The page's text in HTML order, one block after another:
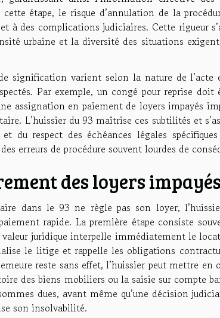
cette étape, le risque d’annulation de la
à des complications judiciaires. Cette rigueur
urbaine et la diversité des situations
signification varient selon la nature de
Par exemple, un congé pour reprise
assignation en paiement de loyers impayés
L’huissier du 93 maîtrise ces subtilités et
du respect des échéances légales
erreurs de procédure souvent lourdes de
des loyers impayés
dans le 93 ne règle pas son loyer,
rapide. La première étape consiste
juridique interpelle immédiatement le
le litige et rappelle les obligations
reste sans effet, l’huissier peut mettre
des biens mobiliers ou la saisie sur compte
dues, avant même qu’une décision
son insolvabilité.